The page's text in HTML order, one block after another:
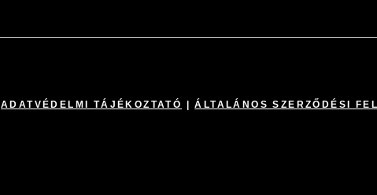
ADATVÉDELMI TÁJÉKOZTATÓ |ÁLTALÁNOS SZERZŐDÉSI